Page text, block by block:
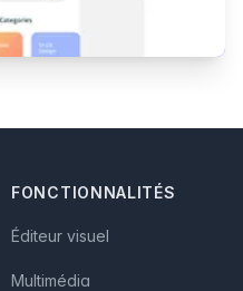
FONCTIONNALITÉS
Éditeur visuel
Multimédia